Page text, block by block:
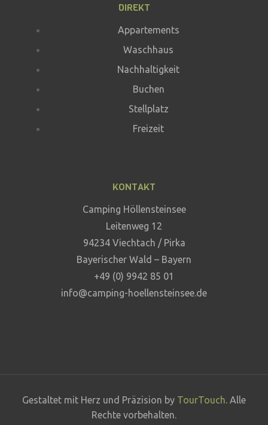
DIREKT
Appartements
Waschhaus
Nachhaltigkeit
Buchen
Stellplatz
Freizeit
KONTAKT
Camping Höllensteinsee
Leitenweg 12
94234 Viechtach / Pirka
Bayerischer Wald – Bayern
+49 (0) 9942 85 01
info@camping-hoellensteinsee.de
Gestaltet mit Herz und Präzision by TourTouch. Alle
Rechte vorbehalten.